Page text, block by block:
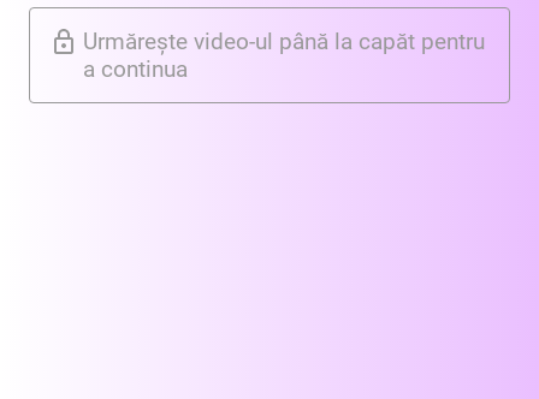
Urmărește video-ul până la capăt pentru
a continua